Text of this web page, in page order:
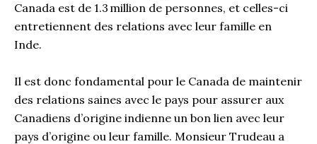
Canada est de 1.3 million de personnes, et celles-ci
entretiennent des relations avec leur famille en
Inde.
Il est donc fondamental pour le Canada de maintenir
des relations saines avec le pays pour assurer aux
Canadiens d’origine indienne un bon lien avec leur
pays d’origine ou leur famille. Monsieur Trudeau a